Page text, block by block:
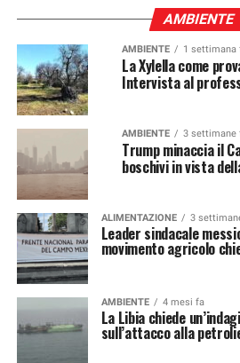
AMBIENTE
AMBIENTE 1 settimana
La Xylella come
Intervista al
AMBIENTE 3 settimane
Trump minaccia il
boschivi in ​​vista
ALIMENTAZIONE 3
Leader sindacale
movimento agricolo
AMBIENTE 4 mesi fa
La Libia chiede
sull’attacco alla